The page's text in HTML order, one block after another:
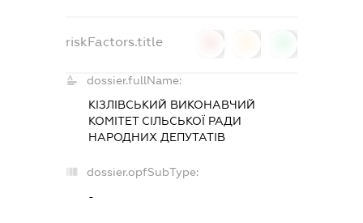
riskFactors.title
dossier.fullName:
КІЗЛІВСЬКИЙ ВИКОНАВЧИЙ
КОМІТЕТ СІЛЬСЬКОЇ РАДИ
НАРОДНИХ ДЕПУТАТІВ
dossier.opfSubType:
-